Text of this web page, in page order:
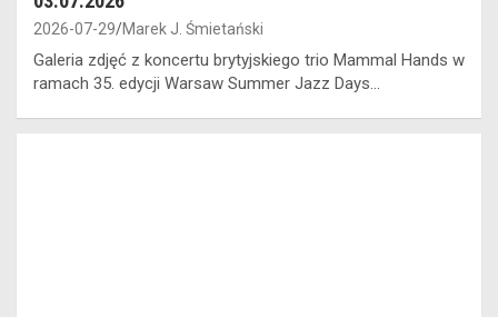
2026-07-29 Marek J. Śmietański
Galeria zdjęć z koncertu brytyjskiego trio Mammal Hands w
ramach 35. edycji Warsaw Summer Jazz Days…